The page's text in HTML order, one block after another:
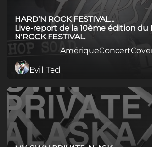
HARD’N ROCK FESTIVAL...
Live-report de la 10ème édition du
N'ROCK FESTIVAL.
AmériqueConcert
Evil Ted